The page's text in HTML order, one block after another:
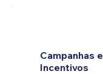
Campanhas e
Incentivos